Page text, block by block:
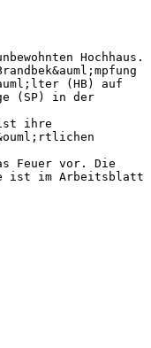
Hochhaus.
(HB) auf
(SP) in der
ihre
Feuer vor. Die
ist im Arbeitsblatt